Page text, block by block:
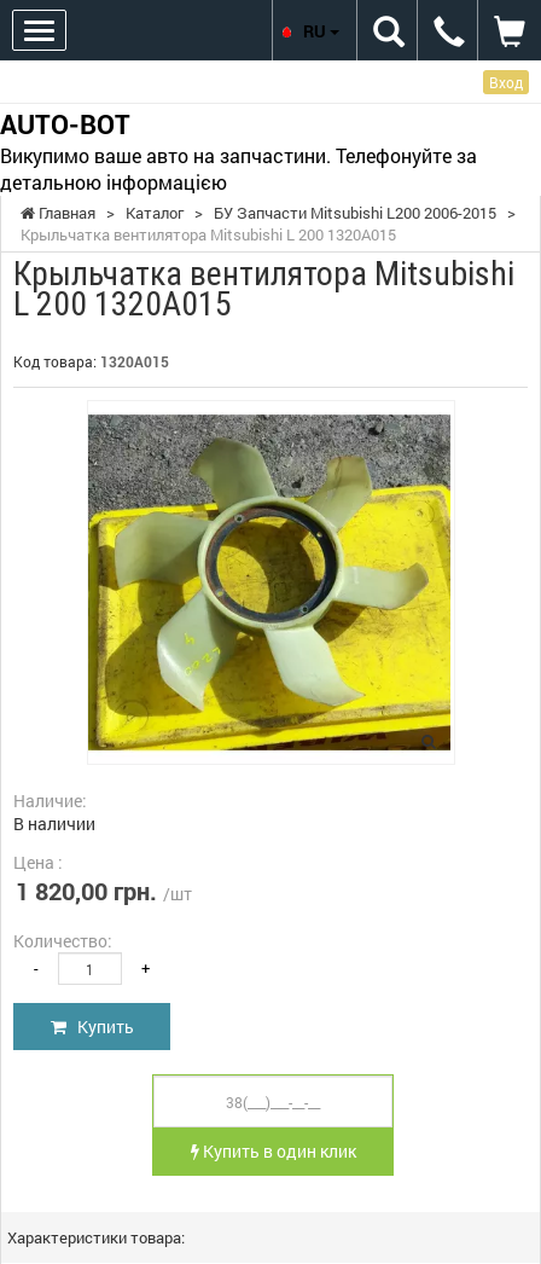
Вход
AUTO-BOT
Викупимо ваше авто на запчастини. Телефонуйте за
детальною інформацією
RU
Главная > Каталог > БУ Запчасти Mitsubishi L200 2006-2015 >
Крыльчатка вентилятора Mitsubishi L 200 1320A015
Крыльчатка вентилятора Mitsubishi
L 200 1320A015
Код товара: 1320A015
Наличие:
В наличии
Цена :
1 820,00 грн. /шт
Количество:
- +
Купить
Купить в один клик
Характеристики товара: